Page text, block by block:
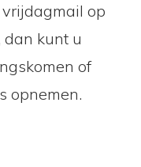
op
dan kunt u
of
opnemen.